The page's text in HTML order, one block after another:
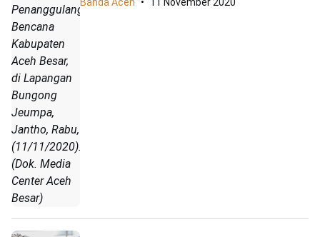
Penanggulangan
Bencana
Kabupaten
Aceh Besar,
di Lapangan
Bungong
Jeumpa,
Jantho, Rabu,
(11/11/2020).
(Dok. Media
Center Aceh
Besar)
Banda Aceh 11 November 2020